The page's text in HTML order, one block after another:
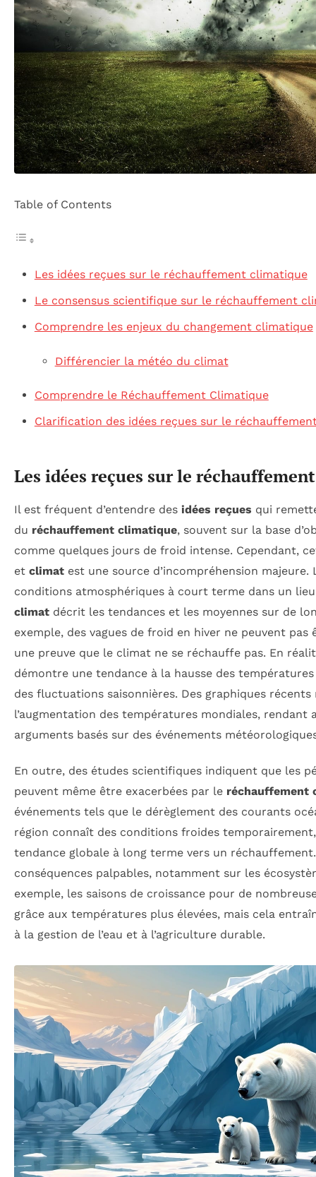
Table of Contents
Les idées reçues sur le réchauffement climatique
Le consensus scientifique sur le réchauffement
Comprendre les enjeux du changement climatique
Différencier la météo du climat
Comprendre le Réchauffement Climatique
Clarification des idées reçues sur le
Les idées reçues sur le
Il est fréquent d’entendre des idées reçues qui
du réchauffement climatique, souvent sur la base
comme quelques jours de froid intense. Cependant,
et climat est une source d’incompréhension majeure.
conditions atmosphériques à court terme dans un
climat décrit les tendances et les moyennes sur de
exemple, des vagues de froid en hiver ne peuvent pas
une preuve que le climat ne se réchauffe pas. En
démontre une tendance à la hausse des
des fluctuations saisonnières. Des graphiques
l’augmentation des températures mondiales, rendant
arguments basés sur des événements
En outre, des études scientifiques indiquent que les
peuvent même être exacerbées par le réchauffement
événements tels que le dérèglement des courants
région connaît des conditions froides
tendance globale à long terme vers un
conséquences palpables, notamment sur les
exemple, les saisons de croissance pour de
grâce aux températures plus élevées, mais cela
à la gestion de l’eau et à l’agriculture durable.